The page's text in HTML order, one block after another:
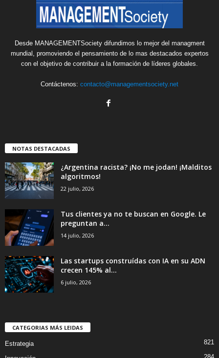
Desde MANAGEMENTSociety difundimos lo mejor del managment
mundial, promoviendo el pensamiento de lo mas destacados expertos
con el objetivo de contribuir a la formación de líderes globales.
Contáctenos: contacto@managementsociety.net
NOTAS DESTACADAS
¿Argentina racista? ¡No me jodan! ¡Malditos
algoritmos!
22 julio, 2026
Tus clientes ya no te buscan en Google. Le
preguntan a...
14 julio, 2026
Las startups construídas con IA en su ADN
crecen 145% al...
6 julio, 2026
CATEGORIAS MÁS LEIDAS
Estrategia 821